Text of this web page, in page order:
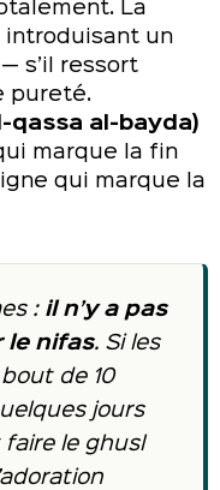
La
un
s’il ressort
pureté.
qassa al-bayda)
marque la fin
qui marque la
: il n’y a pas
le nifas. Si les
de 10
jours
faire le ghusl